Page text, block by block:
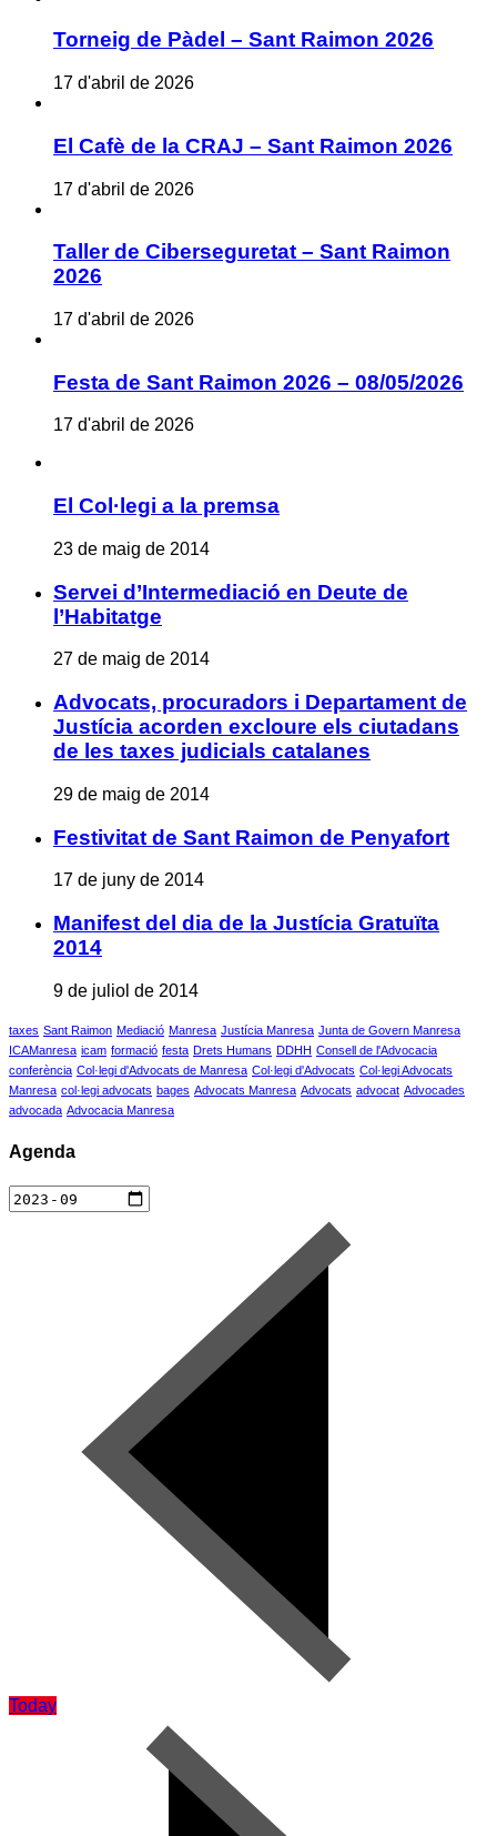
Torneig de Pàdel – Sant Raimon 2026
17 d'abril de 2026
El Cafè de la CRAJ – Sant Raimon 2026
17 d'abril de 2026
Taller de Ciberseguretat – Sant Raimon
2026
17 d'abril de 2026
Festa de Sant Raimon 2026 – 08/05/2026
17 d'abril de 2026
El Col·legi a la premsa
23 de maig de 2014
Servei d’Intermediació en Deute de
l’Habitatge
27 de maig de 2014
Advocats, procuradors i Departament de
Justícia acorden excloure els ciutadans
de les taxes judicials catalanes
29 de maig de 2014
Festivitat de Sant Raimon de Penyafort
17 de juny de 2014
Manifest del dia de la Justícia Gratuïta
2014
9 de juliol de 2014
taxes Sant Raimon Mediació Manresa Justícia Manresa Junta de Govern Manresa
ICAManresa icam formació festa Drets Humans DDHH Consell de l'Advocacia
conferència Col·legi d'Advocats de Manresa Col·legi d'Advocats Col·legi Advocats
Manresa col·legi advocats bages Advocats Manresa Advocats advocat Advocades
advocada Advocacia Manresa
Agenda
Today